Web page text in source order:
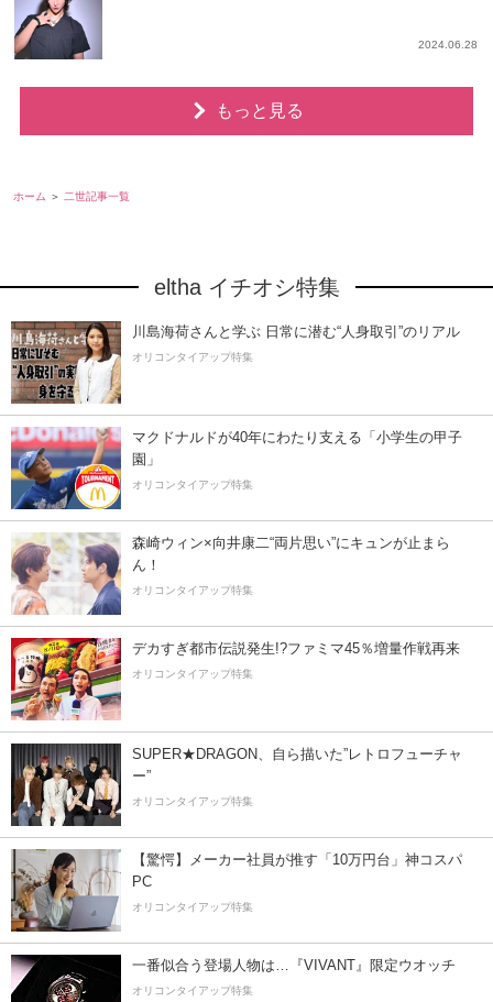
2024.06.28
もっと見る
ホーム 二世記事一覧
eltha イチオシ特集
川島海荷さんと学ぶ 日常に潜む“人身取引”のリアル
オリコンタイアップ特集
マクドナルドが40年にわたり支える「小学生の甲子
園」
オリコンタイアップ特集
森崎ウィン×向井康二“両片思い”にキュンが止まら
ん！
オリコンタイアップ特集
デカすぎ都市伝説発生!?ファミマ45％増量作戦再来
オリコンタイアップ特集
SUPER★DRAGON、自ら描いた”レトロフューチャ
ー”
オリコンタイアップ特集
【驚愕】メーカー社員が推す「10万円台」神コスパ
PC
オリコンタイアップ特集
一番似合う登場人物は…『VIVANT』限定ウオッチ
オリコンタイアップ特集